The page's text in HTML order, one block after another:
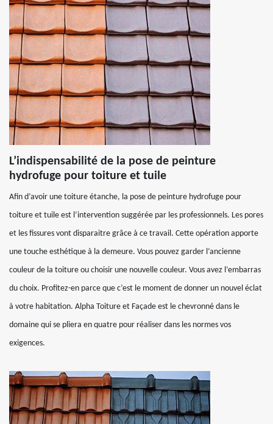
L’indispensabilité de la pose de peinture
hydrofuge pour toiture et tuile
Afin d’avoir une toiture étanche, la pose de peinture hydrofuge pour
toiture et tuile est l’intervention suggérée par les professionnels. Les pores
et les fissures vont disparaitre grâce à ce travail. Cette opération apporte
une touche esthétique à la demeure. Vous pouvez garder l’ancienne
couleur de la toiture ou choisir une nouvelle couleur. Vous avez l’embarras
du choix. Profitez-en parce que c’est le moment de donner un nouvel éclat
à votre habitation. Alpha Toiture et Façade est le chevronné dans le
domaine qui se pliera en quatre pour réaliser dans les normes vos
exigences.